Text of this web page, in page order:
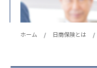
ホーム 日商保険とは